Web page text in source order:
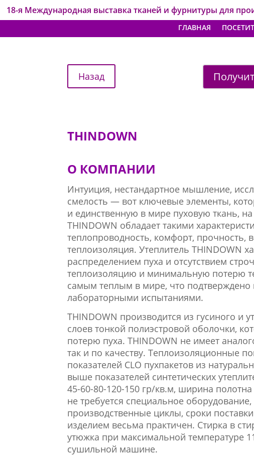
18-я Международная выставка тканей и фурнитуры для
ГЛАВНАЯ
THINDOWN
О КОМПАНИИ
Интуиция, нестандартное мышление,
смелость — вот ключевые элементы,
и единственную в мире пуховую ткань,
THINDOWN обладает такими
теплопроводность, комфорт, прочность,
теплоизоляция.Утеплитель THINDOWN
распределением пуха и отсутствием
теплоизоляцию и минимальную потерю
самым теплым в мире, что
лабораторными испытаниями.
THINDOWN производится из гусиного и
слоев тонкой полиэстровой оболочки,
потерю пуха.THINDOWN не имеет
так и по качеству. Теплоизоляционные
показателей CLO пухпакетов из
выше показателей синтетических
45-60-80-120-150 гр/кв.м, ширина
не требуется специальное оборудование
производственные циклы, сроки
изделием весьма практичен. Стирка в
утюжка при максимальной температуре
сушильной машине.